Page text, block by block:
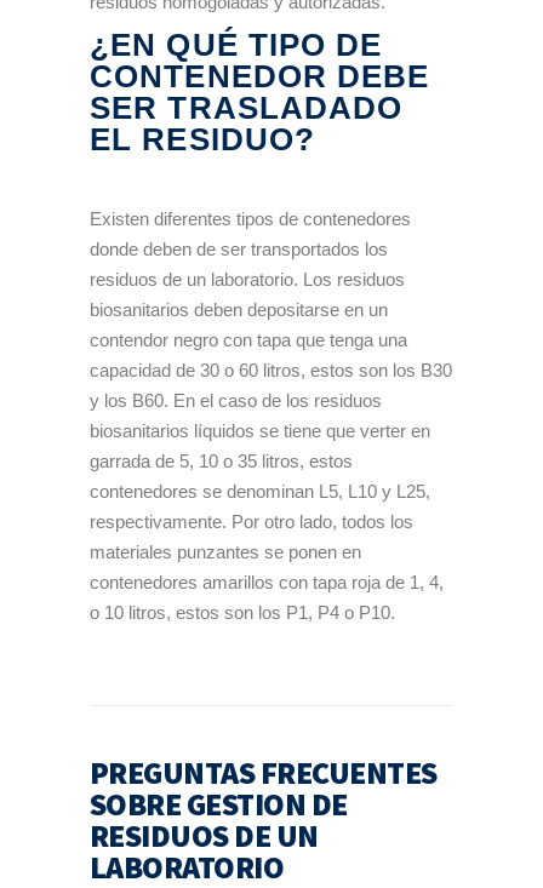
¿EN QUÉ TIPO DE
CONTENEDOR DEBE
SER TRASLADADO
EL RESIDUO?
Existen diferentes tipos de contenedores
donde deben de ser transportados los
residuos de un laboratorio. Los residuos
biosanitarios deben depositarse en un
contendor negro con tapa que tenga una
capacidad de 30 o 60 litros, estos son los B30
y los B60. En el caso de los residuos
biosanitarios líquidos se tiene que verter en
garrada de 5, 10 o 35 litros, estos
contenedores se denominan L5, L10 y L25,
respectivamente. Por otro lado, todos los
materiales punzantes se ponen en
contenedores amarillos con tapa roja de 1, 4,
o 10 litros, estos son los P1, P4 o P10.
PREGUNTAS FRECUENTES
SOBRE GESTION DE
RESIDUOS DE UN
LABORATORIO